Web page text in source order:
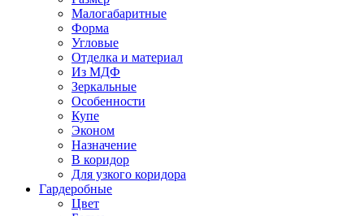
Малогабаритные
Форма
Угловые
Отделка и материал
Из МДФ
Зеркальные
Особенности
Купе
Эконом
Назначение
В коридор
Для узкого коридора
Гардеробные
Цвет